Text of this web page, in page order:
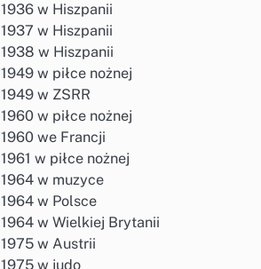
1936 w Hiszpanii
1937 w Hiszpanii
1938 w Hiszpanii
1949 w piłce nożnej
1949 w ZSRR
1960 w piłce nożnej
1960 we Francji
1961 w piłce nożnej
1964 w muzyce
1964 w Polsce
1964 w Wielkiej Brytanii
1975 w Austrii
1975 w judo